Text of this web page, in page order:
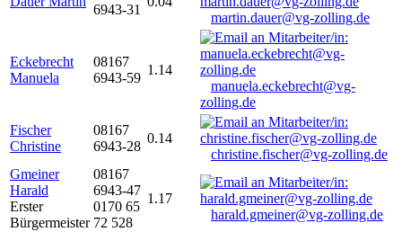
6943-31
martin.dauer@vg-zolling.de
Eckebrecht
Manuela
08167
6943-59
1.14
manuela.eckebrecht@vg-
zolling.de
Fischer
Christine
08167
6943-28
0.14
christine.fischer@vg-zolling.de
Gmeiner
Harald
Erster
Bürgermeister
08167
6943-47
0170 65
72 528
1.17
harald.gmeiner@vg-zolling.de